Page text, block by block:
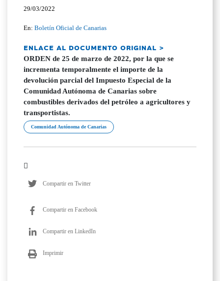
29/03/2022
En:Boletín Oficial de Canarias
ENLACE AL DOCUMENTO ORIGINAL >
ORDEN de 25 de marzo de 2022, por la que se
incrementa temporalmente el importe de la
devolución parcial del Impuesto Especial de la
Comunidad Autónoma de Canarias sobre
combustibles derivados del petróleo a agricultores y
transportistas.
Comunidad Autónoma de Canarias
Compartir en Twitter
Compartir en Facebook
Compartir en LinkedIn
Imprimir